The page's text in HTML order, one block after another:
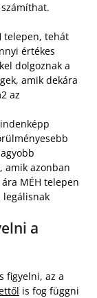
telepen, tehát
értékes
dolgoznak a
amik dekára
az
amik azonban
MÉH telepen
a
figyelni, az a
is fog függni